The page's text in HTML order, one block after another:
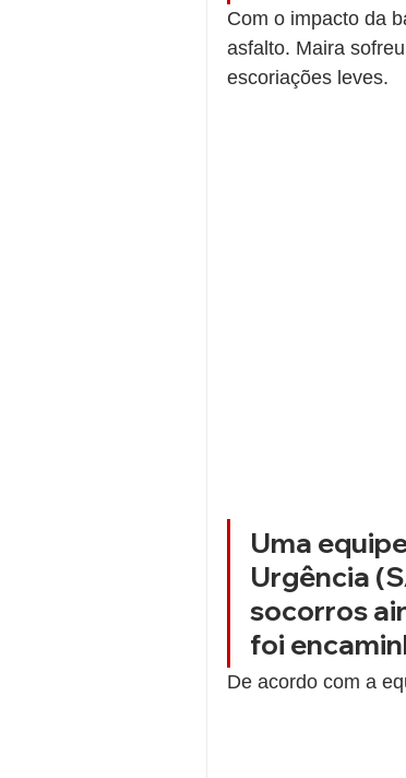
Com o impacto da
asfalto. Maira
escoriações leves.
Uma
Urgência
socorros
foi
De acordo com a